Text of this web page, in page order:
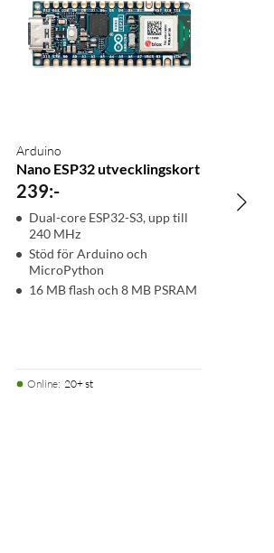
Arduino
Nano ESP32 utvecklingskort
239:-
Dual-core ESP32-S3, upp till
240 MHz
Stöd för Arduino och
MicroPython
16 MB flash och 8 MB PSRAM
Online: 20+ st